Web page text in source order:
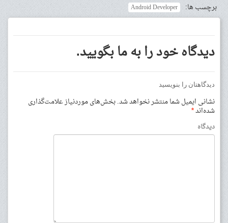
برچسب ها: Android Developer
دیدگاه خود را به ما بگویید.
دیدگاهتان را بنویسید
نشانی ایمیل شما منتشر نخواهد شد.بخش‌های موردنیاز علامت‌گذاری
شده‌اند*
دیدگاه